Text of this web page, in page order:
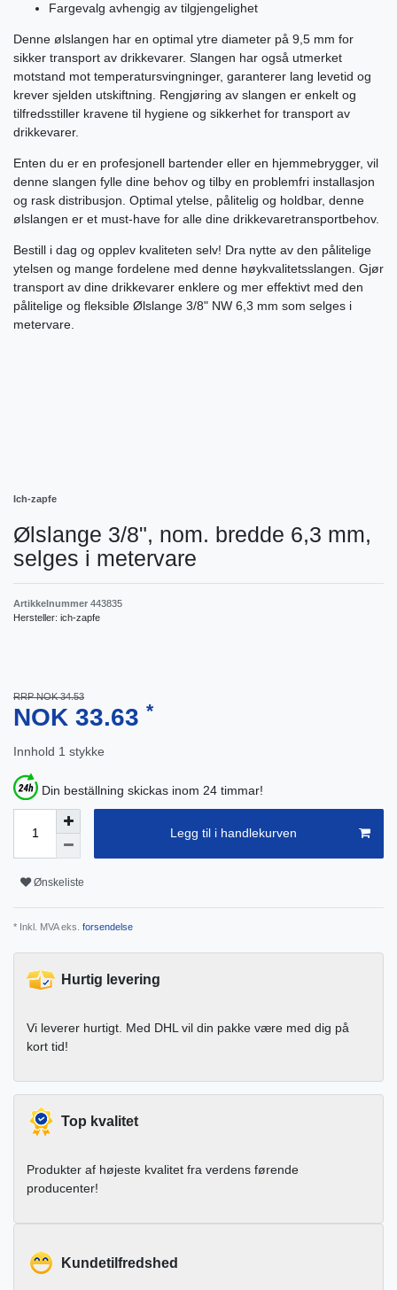
Fargevalg avhengig av tilgjengelighet
Denne ølslangen har en optimal ytre diameter på 9,5 mm for
sikker transport av drikkevarer. Slangen har også utmerket
motstand mot temperatursvingninger, garanterer lang levetid og
krever sjelden utskiftning. Rengjøring av slangen er enkelt og
tilfredsstiller kravene til hygiene og sikkerhet for transport av
drikkevarer.
Enten du er en profesjonell bartender eller en hjemmebrygger, vil
denne slangen fylle dine behov og tilby en problemfri installasjon
og rask distribusjon. Optimal ytelse, pålitelig og holdbar, denne
ølslangen er et must-have for alle dine drikkevaretransportbehov.
Bestill i dag og opplev kvaliteten selv! Dra nytte av den pålitelige
ytelsen og mange fordelene med denne høykvalitetsslangen. Gjør
transport av dine drikkevarer enklere og mer effektivt med den
pålitelige og fleksible Ølslange 3/8" NW 6,3 mm som selges i
metervare.
Ich-zapfe
Ølslange 3/8", nom. bredde 6,3 mm,
selges i metervare
Artikkelnummer 443835
Hersteller: ich-zapfe
RRP NOK 34.53
NOK 33.63 *
Innhold 1 stykke
Din beställning skickas inom 24 timmar!
Legg til i handlekurven
Ønskeliste
* Inkl. MVA eks. forsendelse
Hurtig levering
Vi leverer hurtigt. Med DHL vil din pakke være med dig på
kort tid!
Top kvalitet
Produkter af højeste kvalitet fra verdens førende
producenter!
Kundetilfredshed